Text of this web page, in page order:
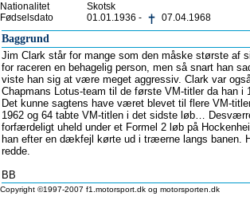
Nationalitet
Skotsk
Fødselsdato
01.01.1936 - 07.04.1968
Baggrund
Jim Clark står for mange som den måske største af
for raceren en behagelig person, men så snart han
viste han sig at være meget aggressiv. Clark var
Chapmans Lotus-team til de første VM-titler da han i
Det kunne sagtens have været blevet til flere VM-
1962 og 64 tabte VM-titlen i det sidste løb…
forfærdeligt uheld under et Formel 2 løb på
han efter en dækfejl kørte ud i træerne langs banen.
redde.
BB
Copyright ©1997-2007 f1.motorsport.dk og motorsporten.dk